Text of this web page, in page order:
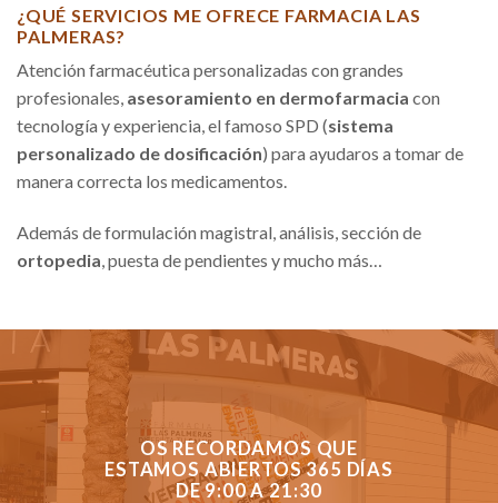
¿QUÉ SERVICIOS ME OFRECE FARMACIA LAS
PALMERAS?
Atención farmacéutica personalizadas con grandes
profesionales, asesoramiento en dermofarmacia con
tecnología y experiencia, el famoso SPD (sistema
personalizado de dosificación) para ayudaros a tomar de
manera correcta los medicamentos.
Además de formulación magistral, análisis, sección de
ortopedia , puesta de pendientes y mucho más…
OS RECORDAMOS QUE
ESTAMOS ABIERTOS 365 DÍAS
DE 9:00 A 21:30